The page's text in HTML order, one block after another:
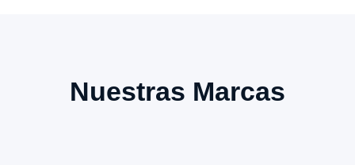
Nuestras Marcas